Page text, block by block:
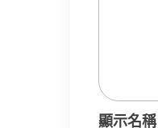
顯示名稱